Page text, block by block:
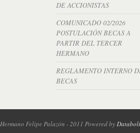
DE ACCIONISTAS
COMUNICADO 02/2026
POSTULACIÓN BECAS A
PARTIR DEL TERCER
HERMANO
REGLAMENTO INTERNO
BECAS
Felipe Palazón - 2011 Powered byDatabolt